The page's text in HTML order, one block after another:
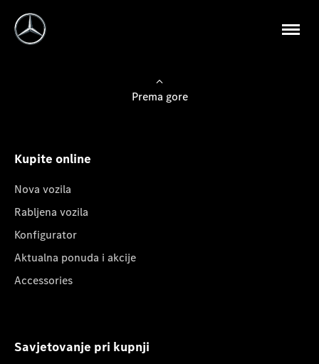
Prema gore
Kupite online
Nova vozila
Rabljena vozila
Konfigurator
Aktualna ponuda i akcije
Accessories
Savjetovanje pri kupnji